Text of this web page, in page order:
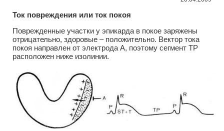
Ток повреждения или ток покоя
Поврежденные участки у эпикарда в покое заряжены
отрицательно, здоровые – положительно. Вектор тока
покоя направлен от электрода А, поэтому сегмент ТР
расположен ниже изолинии.